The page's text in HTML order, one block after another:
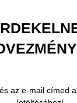
az e-mail címed